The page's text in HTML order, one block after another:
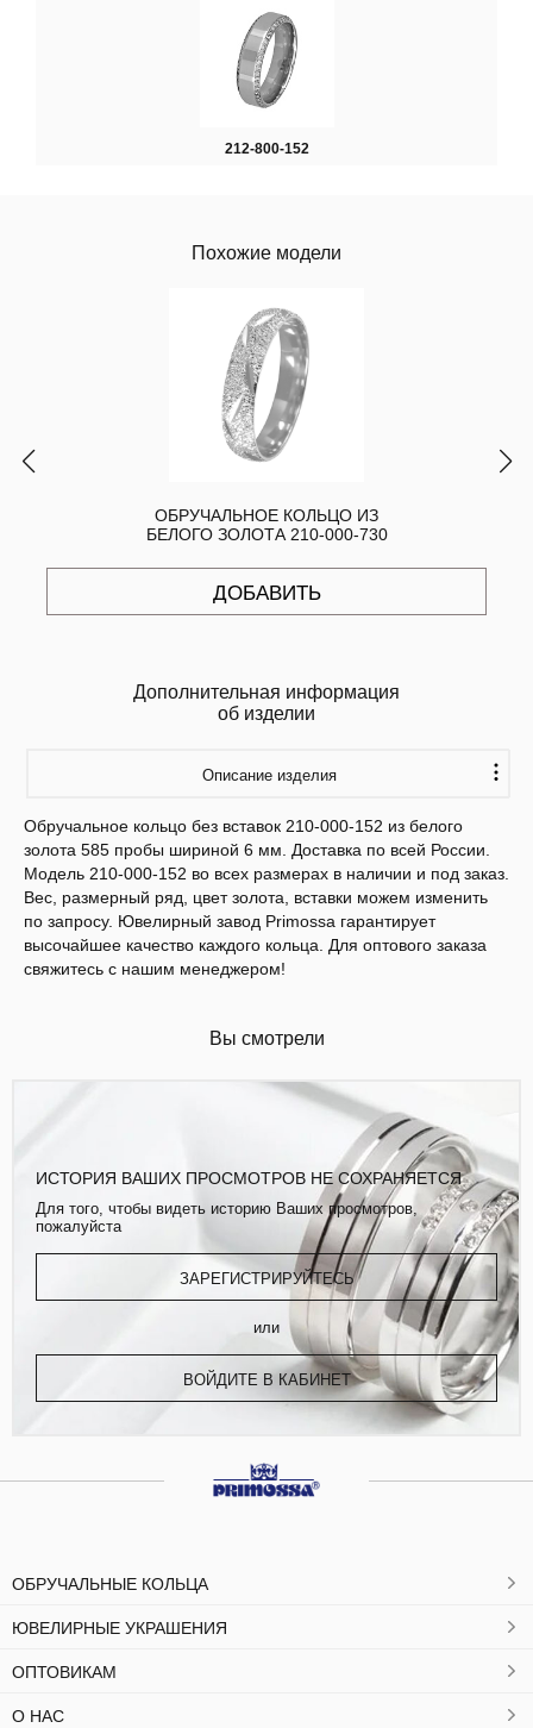
212-800-152
Похожие модели
ОБРУЧАЛЬНОЕ КОЛЬЦО ИЗ
БЕЛОГО ЗОЛОТА 210-000-730
ДОБАВИТЬ
Дополнительная информация
об изделии
Описание изделия
Обручальное кольцо без вставок 210-000-152 из белого
золота 585 пробы шириной 6 мм. Доставка по всей России.
Модель 210-000-152 во всех размерах в наличии и под заказ.
Вес, размерный ряд, цвет золота, вставки можем изменить
по запросу. Ювелирный завод Primossa гарантирует
высочайшее качество каждого кольца. Для оптового заказа
свяжитесь с нашим менеджером!
Вы смотрели
ИСТОРИЯ ВАШИХ ПРОСМОТРОВ НЕ СОХРАНЯЕТСЯ
Для того, чтобы видеть историю Ваших просмотров,
пожалуйста
ЗАРЕГИСТРИРУЙТЕСЬ
или
ВОЙДИТЕ В КАБИНЕТ
ОБРУЧАЛЬНЫЕ КОЛЬЦА
ЮВЕЛИРНЫЕ УКРАШЕНИЯ
ОПТОВИКАМ
О НАС